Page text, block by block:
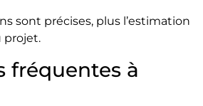
sont précises, plus l’estimation
projet.
fréquentes à